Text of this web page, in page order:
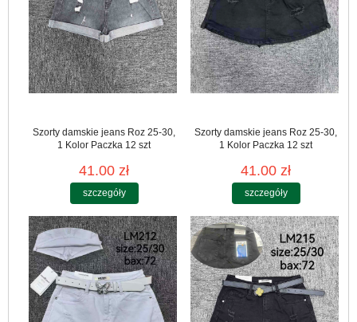
Szorty damskie jeans Roz 25-30,
1 Kolor Paczka 12 szt
41.00 zł
szczegóły
Szorty damskie jeans Roz 25-30,
1 Kolor Paczka 12 szt
41.00 zł
szczegóły